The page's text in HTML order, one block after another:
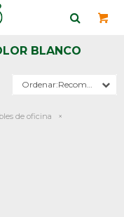
BLANCO
Recomendados
de oficina